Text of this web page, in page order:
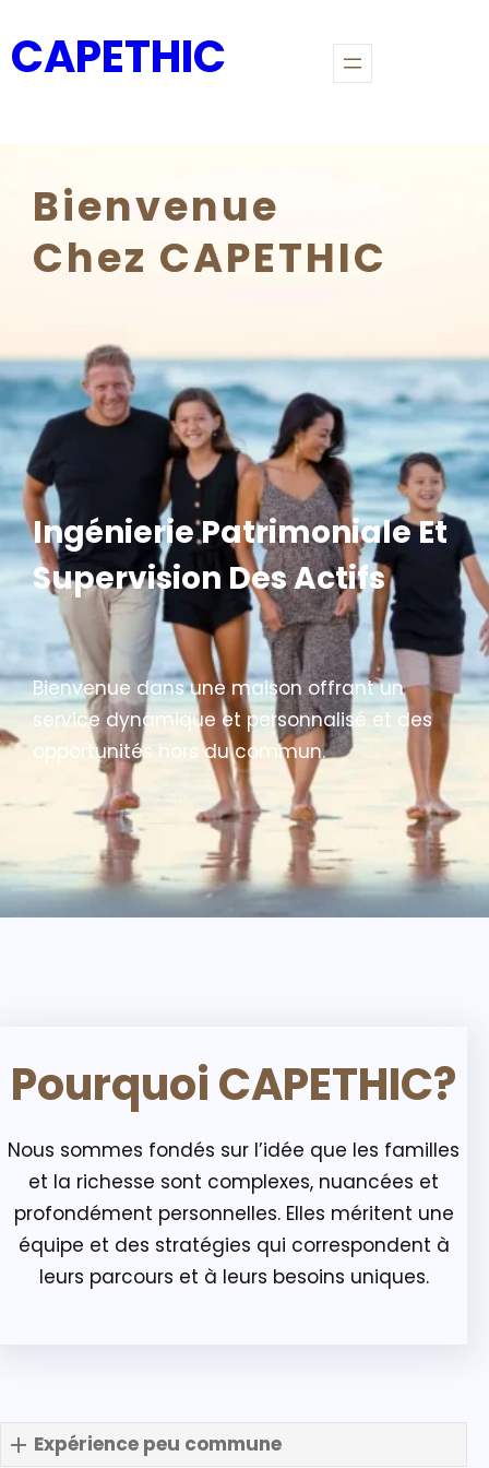
to
content
CAPETHIC
Bienvenue
Chez CAPETHIC
Ingénierie Patrimoniale Et
Supervision Des Actifs
Bienvenue dans une maison offrant un
service dynamique et personnalisé et des
opportunités hors du commun.
Pourquoi CAPETHIC?
Nous sommes fondés sur l’idée que les familles
et la richesse sont complexes, nuancées et
profondément personnelles. Elles méritent une
équipe et des stratégies qui correspondent à
leurs parcours et à leurs besoins uniques.
Expérience peu commune